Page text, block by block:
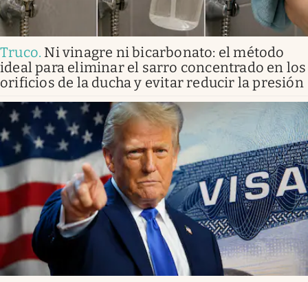
Truco. Ni vinagre ni bicarbonato: el método
ideal para eliminar el sarro concentrado en los
orificios de la ducha y evitar reducir la presión